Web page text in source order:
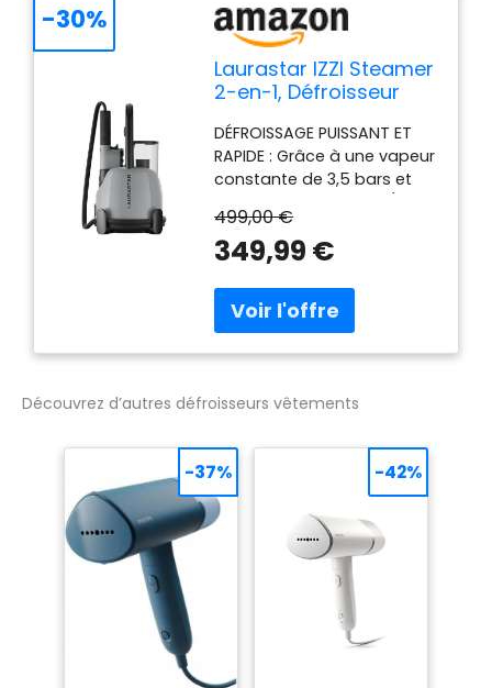
Laurastar IZZI Steamer
2-en-1, Défroisseur
DÉFROISSAGE PUISSANT ET
RAPIDE : Grâce à une vapeur
constante de 3,5 bars et
élimine les plis
efficacement et redonne
un seul passage. Prêt en
seulement 3 minutes.
ULTRAFINE : La vapeur haute
pénètre au cœur des fibres
raviver tous les tissus,
même les plus délicats.
RAFRAÎCHIT ET SOIGNE LES
TEXTILES : Repulpe les fibres,
ravive les couleurs et
diminue la fréquence des
lavages. Pour des
vêtements et tissus
toujours impeccables et
499,00 €
349,99 €
-30%
Découvrez d’autres défroisseurs vêtements
-37% -42%